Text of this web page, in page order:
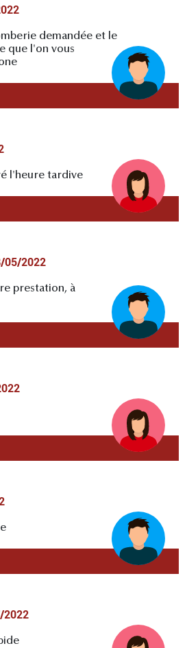
demandée et le
que l'on vous
l'heure tardive
05/2022
prestation, à
2022